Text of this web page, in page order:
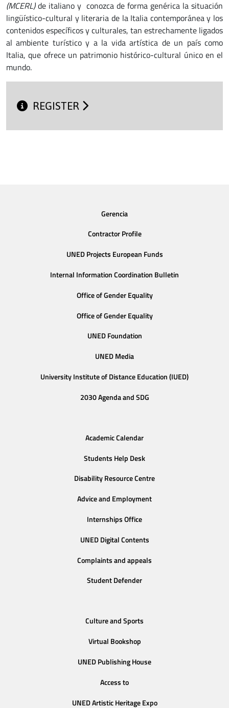
(MCERL)de italiano y conozca de forma genérica la situación
lingüístico-cultural y literaria de la Italia contemporánea y los
contenidos específicos y culturales, tan estrechamente ligados
al ambiente turístico y a la vida artística de un país como
Italia, que ofrece un patrimonio histórico-cultural único en el
mundo.
REGISTER
Gerencia
Contractor Profile
UNED Projects European Funds
Internal Information Coordination Bulletin
Office of Gender Equality
Office of Gender Equality
UNED Foundation
UNED Media
University Institute of Distance Education (IUED)
2030 Agenda and SDG
Academic Calendar
Students Help Desk
Disability Resource Centre
Advice and Employment
Internships Office
UNED Digital Contents
Complaints and appeals
Student Defender
Culture and Sports
Virtual Bookshop
UNED Publishing House
Access to
UNED Artistic Heritage Expo